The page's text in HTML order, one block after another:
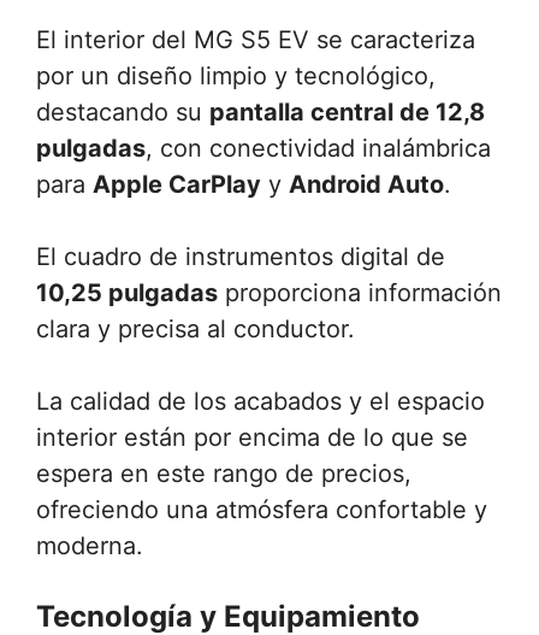
El interior del MG S5 EV se caracteriza
por un diseño limpio y tecnológico,
destacando su pantalla central de 12,8
pulgadas, con conectividad inalámbrica
para Apple CarPlay y Android Auto.
El cuadro de instrumentos digital de
10,25 pulgadas proporciona información
clara y precisa al conductor.
La calidad de los acabados y el espacio
interior están por encima de lo que se
espera en este rango de precios,
ofreciendo una atmósfera confortable y
moderna.
Tecnología y Equipamiento